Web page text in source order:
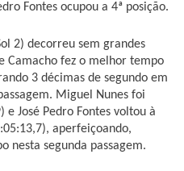
Fontes ocupou a 4ª posição.
2) decorreu sem grandes
Camacho fez o melhor tempo
3 décimas de segundo em
Miguel Nunes foi
e José Pedro Fontes voltou à
aperfeiçoando,
nesta segunda passagem.